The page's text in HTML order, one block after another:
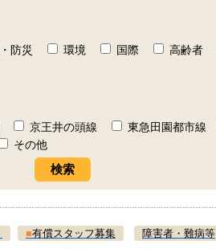
防災 環境 国際 高齢者
京王井の頭線 東急田園都市線
その他
■有償スタッフ募集 障害者・難病等